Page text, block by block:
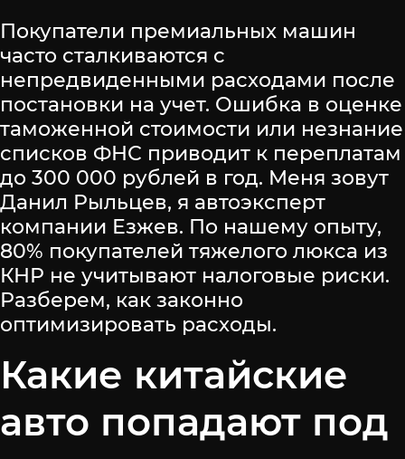
Покупатели премиальных машин
часто сталкиваются с
непредвиденными расходами после
постановки на учет. Ошибка в оценке
таможенной стоимости или незнание
списков ФНС приводит к переплатам
до 300 000 рублей в год. Меня зовут
Данил Рыльцев, я автоэксперт
компании Езжев. По нашему опыту,
80% покупателей тяжелого люкса из
КНР не учитывают налоговые риски.
Разберем, как законно
оптимизировать расходы.
Какие китайские
авто попадают под